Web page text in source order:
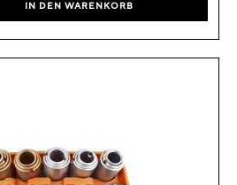
IN DEN WARENKORB